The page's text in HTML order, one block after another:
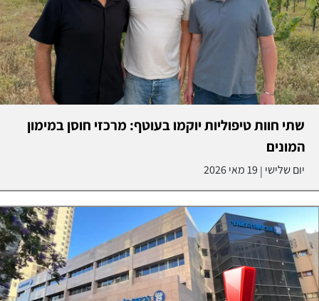
שתי חוות טיפוליות יוקמו בעוטף: מרכזי חוסן במימון
המונים
יום שלישי | 19 מאי 2026